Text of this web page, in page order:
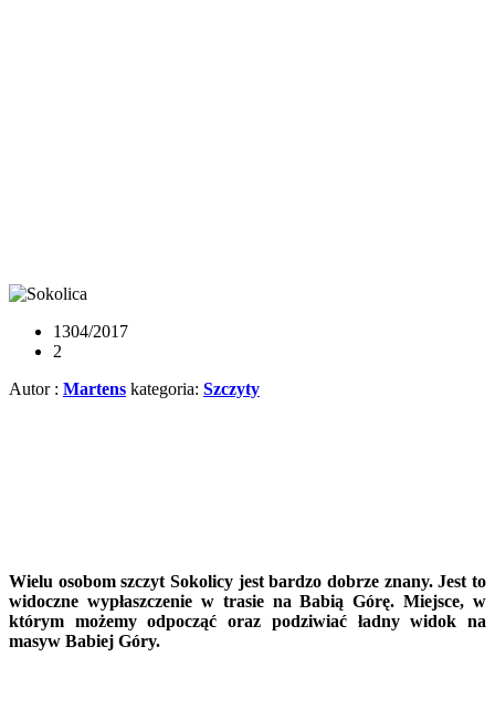
1304/2017
2
Autor : Martens kategoria: Szczyty
Wielu osobom szczyt Sokolicy jest bardzo dobrze znany. Jest to
widoczne wypłaszczenie w trasie na Babią Górę. Miejsce, w
którym możemy odpocząć oraz podziwiać ładny widok na
masyw Babiej Góry.